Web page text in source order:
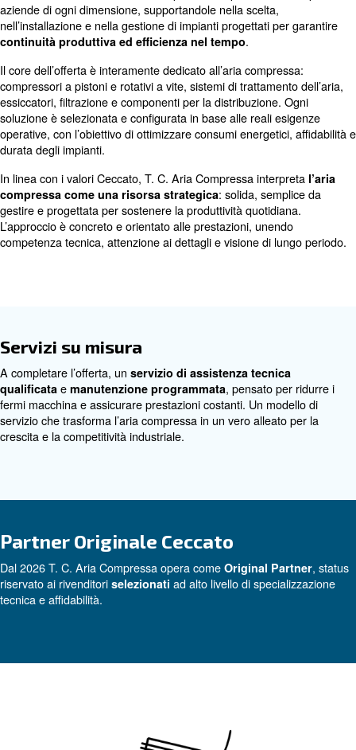
T. C. Aria Compressa: il
Original Partner Ceccato
T. C. Aria Compressa è una realtàspecializzata nei
compressa, nata per offrire soluzioni affidabili e
servizio dell’industria. Da anni opera come partner
aziende di ogni dimensione, supportandole nella scelta,
nell’installazione e nella gestione di impianti progettati
continuità produttiva ed efficienza nel tempo .
Il core dell’offerta è interamente dedicato all’aria
compressori a pistoni e rotativi a vite, sistemi di
essiccatori, filtrazione e componenti per la distribuzione.
In linea con i valori Ceccato, T. C. Aria Compressa
compressa come una risorsa strategica
: solida,
gestire e progettata per sostenere la produttività
L’approccio è concreto e orientato alle prestazioni,
competenza tecnica, attenzione ai dettagli e visione di
Servizi su misura
A completare l’offerta, unservizio di assistenza
qualificataemanutenzione programmata
crescita e la competitività industriale.